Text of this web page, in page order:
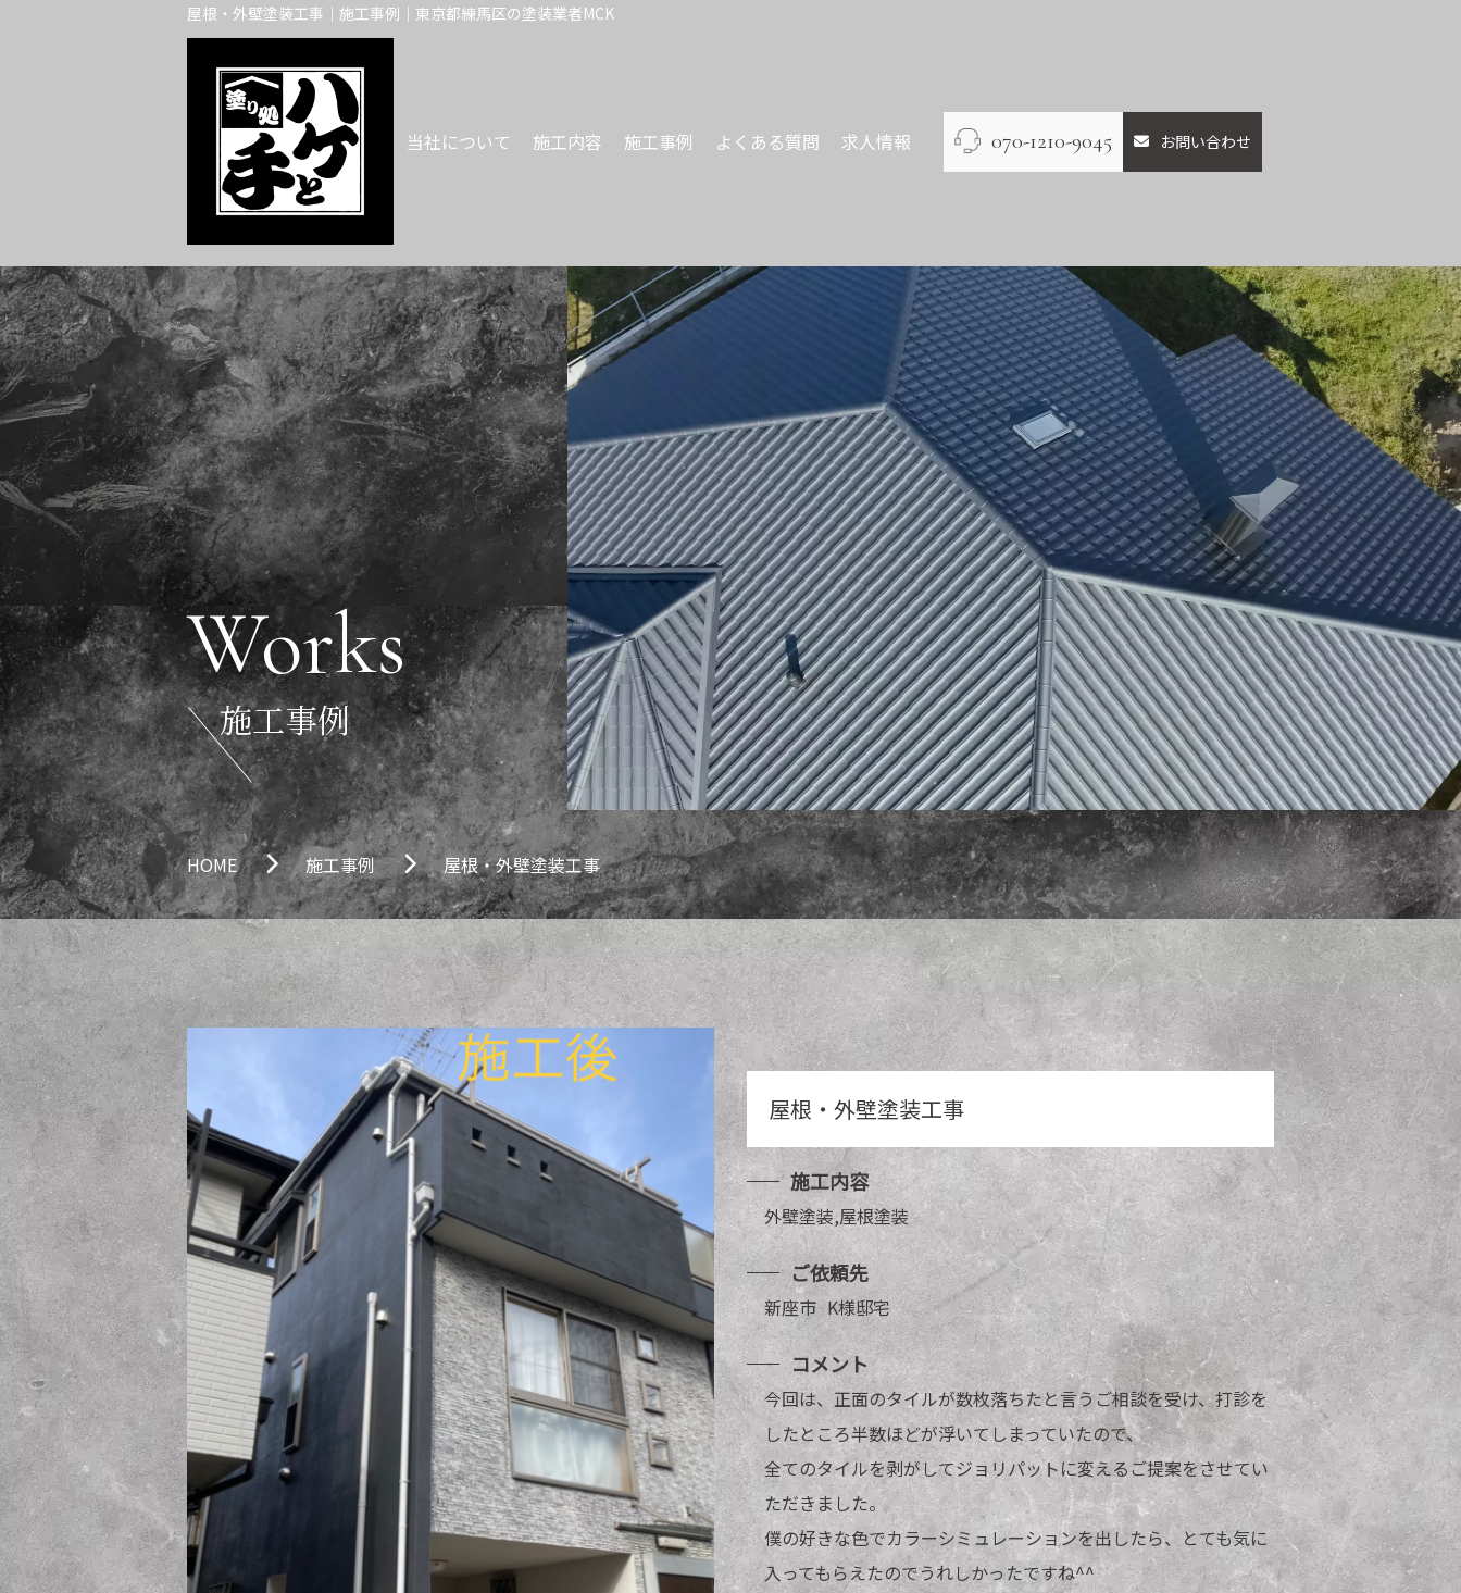
屋根・外壁塗装工事｜施工事例｜東京都練馬区の塗装業者MCK
当社について 施工内容 施工事例 よくある質問 求人情報 070-1210-9045 お問い合わせ
Works
施工事例
HOME 施工事例 屋根・外壁塗装工事
屋根・外壁塗装工事
施工内容
外壁塗装,屋根塗装
ご依頼先
新座市 K様邸宅
コメント
今回は、正面のタイルが数枚落ちたと言うご相談を受け、打診を
したところ半数ほどが浮いてしまっていたので、
全てのタイルを剥がしてジョリパットに変えるご提案をさせてい
ただきました。
僕の好きな色でカラーシミュレーションを出したら、とても気に
入ってもらえたのでうれしかったですね^^